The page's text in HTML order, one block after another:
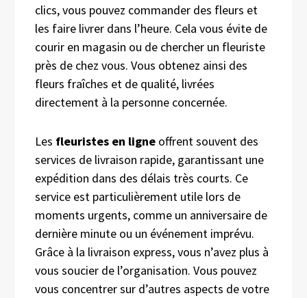
clics, vous pouvez commander des fleurs et
les faire livrer dans l’heure. Cela vous évite de
courir en magasin ou de chercher un fleuriste
près de chez vous. Vous obtenez ainsi des
fleurs fraîches et de qualité, livrées
directement à la personne concernée.
Les fleuristes en ligne offrent souvent des
services de livraison rapide, garantissant une
expédition dans des délais très courts. Ce
service est particulièrement utile lors de
moments urgents, comme un anniversaire de
dernière minute ou un événement imprévu.
Grâce à la livraison express, vous n’avez plus à
vous soucier de l’organisation. Vous pouvez
vous concentrer sur d’autres aspects de votre